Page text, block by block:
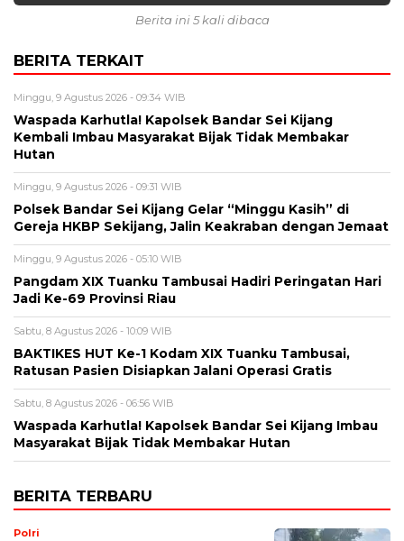
Berita ini 5 kali dibaca
BERITA TERKAIT
Minggu, 9 Agustus 2026 - 09:34 WIB
Waspada Karhutla! Kapolsek Bandar Sei Kijang
Kembali Imbau Masyarakat Bijak Tidak Membakar
Hutan
Minggu, 9 Agustus 2026 - 09:31 WIB
Polsek Bandar Sei Kijang Gelar “Minggu Kasih” di
Gereja HKBP Sekijang, Jalin Keakraban dengan Jemaat
Minggu, 9 Agustus 2026 - 05:10 WIB
Pangdam XIX Tuanku Tambusai Hadiri Peringatan Hari
Jadi Ke-69 Provinsi Riau
Sabtu, 8 Agustus 2026 - 10:09 WIB
BAKTIKES HUT Ke-1 Kodam XIX Tuanku Tambusai,
Ratusan Pasien Disiapkan Jalani Operasi Gratis
Sabtu, 8 Agustus 2026 - 06:56 WIB
Waspada Karhutla! Kapolsek Bandar Sei Kijang Imbau
Masyarakat Bijak Tidak Membakar Hutan
BERITA TERBARU
Polri